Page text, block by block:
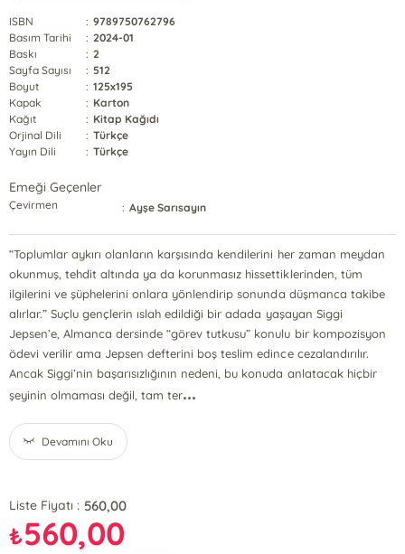
ISBN : 9789750762796
Basım Tarihi
: 2024-01
Baskı
: 2
Sayfa Sayısı
: 512
Boyut
: 125x195
Kapak
: Karton
Kağıt
: Kitap Kağıdı
Orjinal Dili
: Türkçe
Yayın Dili
: Türkçe
Emeği Geçenler
Çevirmen : Ayşe Sarısayın
“Toplumlar aykırı olanların karşısında kendilerini her zaman meydan
okunmuş, tehdit altında ya da korunmasız hissettiklerinden, tüm
ilgilerini ve şüphelerini onlara yönlendirip sonunda düşmanca takibe
alırlar.” Suçlu gençlerin ıslah edildiği bir adada yaşayan Siggi
Jepsen’e, Almanca dersinde “görev tutkusu” konulu bir kompozisyon
ödevi verilir ama Jepsen defterini boş teslim edince cezalandırılır.
Ancak Siggi’nin başarısızlığının nedeni, bu konuda anlatacak hiçbir
şeyinin olmaması değil, tam ter...
Devamını Oku
Liste Fiyatı : 560,00
₺560,00